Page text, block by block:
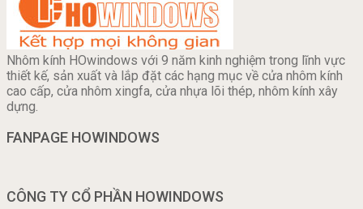
Nhôm kính HOwindows với 9 năm kinh nghiệm trong lĩnh vực
thiết kế, sản xuất và lắp đặt các hạng mục về cửa nhôm kính
cao cấp, cửa nhôm xingfa, cửa nhựa lõi thép, nhôm kính xây
dựng.
FANPAGE HOWINDOWS
CÔNG TY CỔ PHẦN HOWINDOWS